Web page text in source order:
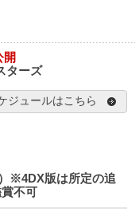
開
ターズ
ジュールはこちら
※4DX版は所定の追
不可